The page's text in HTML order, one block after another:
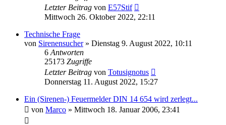
Letzter Beitrag von E57Stif
Mittwoch 26. Oktober 2022, 22:11
Technische Frage
von Sirenensucher» Dienstag 9. August 2022, 10:11
6 Antworten
25173 Zugriffe
Letzter Beitrag von Totusignotus
Donnerstag 11. August 2022, 15:27
Ein (Sirenen-) Feuermelder DIN 14 654 wird zerlegt...
von Marco » Mittwoch 18. Januar 2006, 23:41